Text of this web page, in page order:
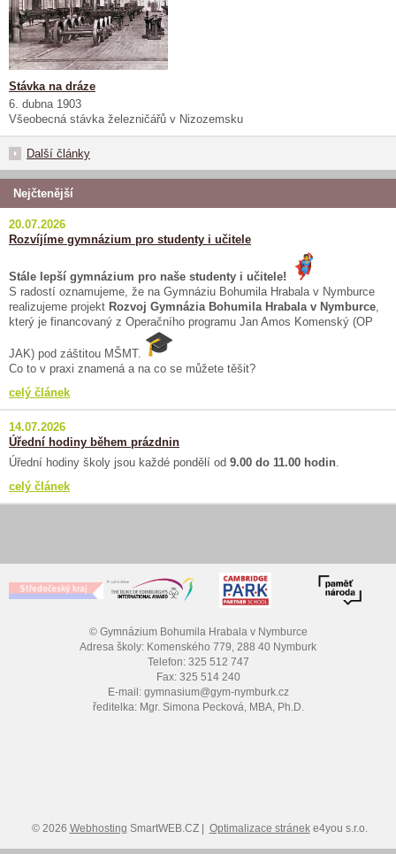
Stávka na dráze
6. dubna 1903
Všeobecná stávka železničářů v Nizozemsku
Další články
Nejčtenější
20.07.2026
Rozvíjíme gymnázium pro studenty i učitele
Stále lepší gymnázium pro naše studenty i učitele!
S radostí oznamujeme, že na Gymnáziu Bohumila Hrabala v Nymburce
realizujeme projekt Rozvoj Gymnázia Bohumila Hrabala v Nymburce,
který je financovaný z Operačního programu Jan Amos Komenský (OP
JAK) pod záštitou MŠMT.
Co to v praxi znamená a na co se můžete těšit?
celý článek
14.07.2026
Úřední hodiny během prázdnin
Úřední hodiny školy jsou každé pondělí od 9.00 do 11.00 hodin.
celý článek
© Gymnázium Bohumila Hrabala v Nymburce
Adresa školy: Komenského 779, 288 40 Nymburk
Telefon: 325 512 747
Fax: 325 514 240
E-mail: gymnasium@gym-nymburk.cz
ředitelka: Mgr. Simona Pecková, MBA, Ph.D.
© 2026 Webhosting SmartWEB.CZ | Optimalizace stráneke4you s.r.o.